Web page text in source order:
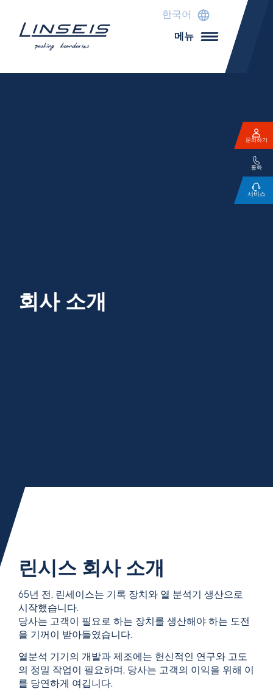
한국어
메뉴
회사 소개
린시스 회사 소개
65년 전, 린세이스는 기록 장치와 열 분석기 생산으로
시작했습니다.
당사는 고객이 필요로 하는 장치를 생산해야 하는 도전
을 기꺼이 받아들였습니다.
열분석 기기의 개발과 제조에는 헌신적인 연구와 고도
의 정밀 작업이 필요하며, 당사는 고객의 이익을 위해 이
를 당연하게 여깁니다.
문의하기
통화
서비스